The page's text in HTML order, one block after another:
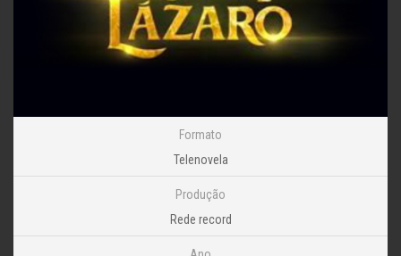
Formato
Telenovela
Produção
Rede record